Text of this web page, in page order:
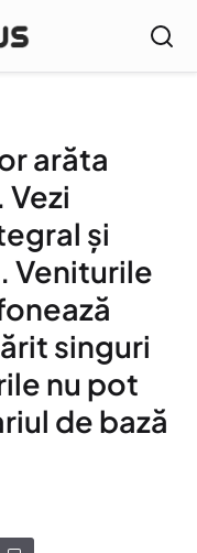
arăta
și
Veniturile
singuri
nu pot
de bază